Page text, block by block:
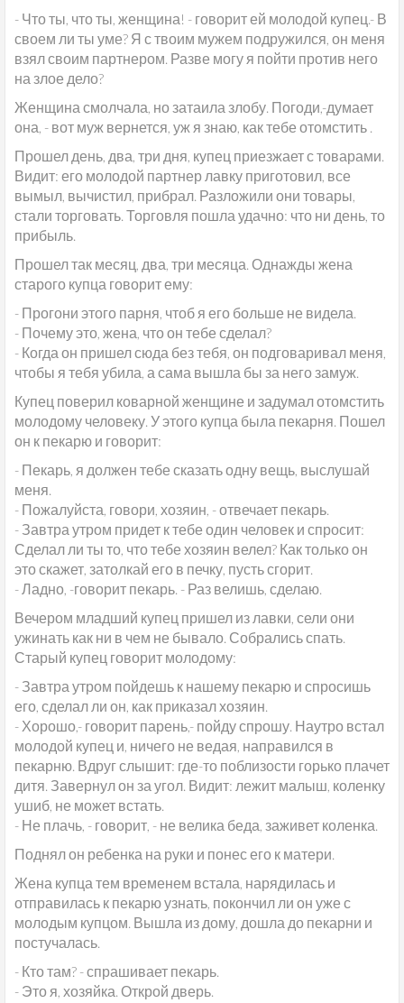
- Что ты, что ты, женщина! - говорит ей молодой купец.- В
своем ли ты уме? Я с твоим мужем подружился, он меня
взял своим партнером. Разве могу я пойти против него
на злое дело?
Женщина смолчала, но затаила злобу. Погоди,-думает
она, - вот муж вернется, уж я знаю, как тебе отомстить .
Прошел день, два, три дня, купец приезжает с товарами.
Видит: его молодой партнер лавку приготовил, все
вымыл, вычистил, прибрал. Разложили они товары,
стали торговать. Торговля пошла удачно: что ни день, то
прибыль.
Прошел так месяц, два, три месяца. Однажды жена
старого купца говорит ему:
- Прогони этого парня, чтоб я его больше не видела.
- Почему это, жена, что он тебе сделал?
- Когда он пришел сюда без тебя, он подговаривал меня,
чтобы я тебя убила, а сама вышла бы за него замуж.
Купец поверил коварной женщине и задумал отомстить
молодому человеку. У этого купца была пекарня. Пошел
он к пекарю и говорит:
- Пекарь, я должен тебе сказать одну вещь, выслушай
меня.
- Пожалуйста, говори, хозяин, - отвечает пекарь.
- Завтра утром придет к тебе один человек и спросит:
Сделал ли ты то, что тебе хозяин велел? Как только он
это скажет, затолкай его в печку, пусть сгорит.
- Ладно, -говорит пекарь. - Раз велишь, сделаю.
Вечером младший купец пришел из лавки, сели они
ужинать как ни в чем не бывало. Собрались спать.
Старый купец говорит молодому:
- Завтра утром пойдешь к нашему пекарю и спросишь
его, сделал ли он, как приказал хозяин.
- Хорошо,- говорит парень,- пойду спрошу. Наутро встал
молодой купец и, ничего не ведая, направился в
пекарню. Вдруг слышит: где-то поблизости горько плачет
дитя. Завернул он за угол. Видит: лежит малыш, коленку
ушиб, не может встать.
- Не плачь, - говорит, - не велика беда, заживет коленка.
Поднял он ребенка на руки и понес его к матери.
Жена купца тем временем встала, нарядилась и
отправилась к пекарю узнать, покончил ли он уже с
молодым купцом. Вышла из дому, дошла до пекарни и
постучалась.
- Кто там? - спрашивает пекарь.
- Это я, хозяйка. Открой дверь.